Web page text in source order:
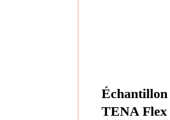
Échantillon
TENA Flex